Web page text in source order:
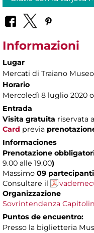
Informazioni
Lugar
Mercati di Traiano
Horario
Mercoledì 8 luglio 2020
Entrada
Visita gratuita riservata
Card previa
Informaciones
Prenotazione
9.00 alle 19.00)
Massimo 09 partecipanti
Consultare il
Organizzazione
Sovrintendenza
Puntos de encuentro:
Presso la biglietteria